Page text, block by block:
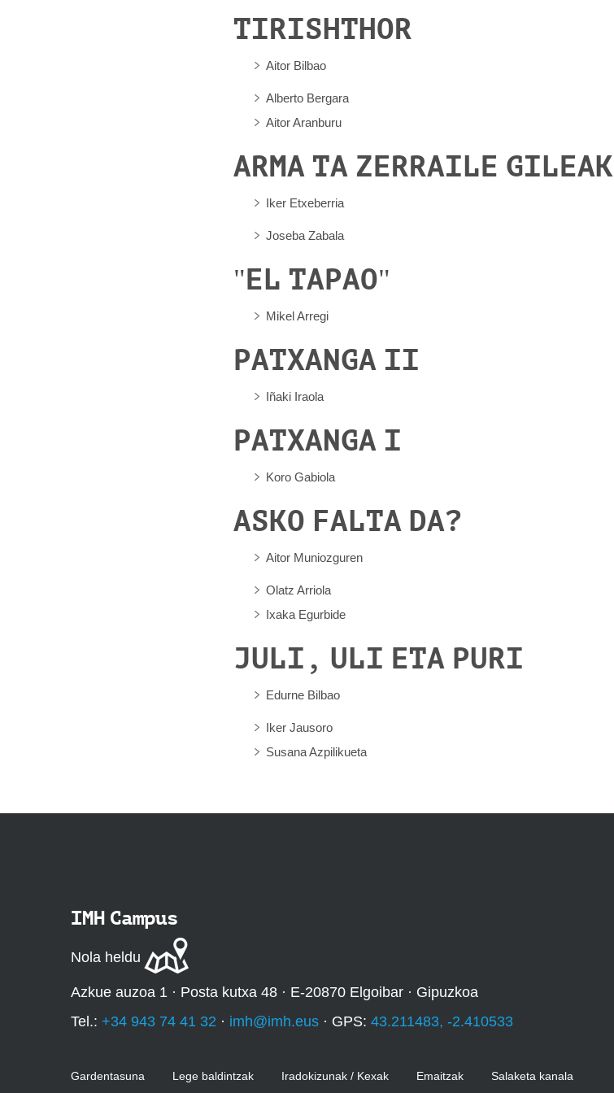
TIRISHTHOR
Aitor Bilbao
Alberto Bergara
Aitor Aranburu
ARMA TA ZERRAILE GILEAK
Iker Etxeberria
Joseba Zabala
"EL TAPAO"
Mikel Arregi
PATXANGA II
Iñaki Iraola
PATXANGA I
Koro Gabiola
ASKO FALTA DA?
Aitor Muniozguren
Olatz Arriola
Ixaka Egurbide
JULI, ULI ETA PURI
Edurne Bilbao
Iker Jausoro
Susana Azpilikueta
IMH Campus
Nola heldu
Azkue auzoa 1 · Posta kutxa 48 · E-20870 Elgoibar · Gipuzkoa
Tel.: +34 943 74 41 32 · imh@imh.eus · GPS: 43.211483, -2.410533
Gardentasuna Lege baldintzak Iradokizunak / Kexak Emaitzak Salaketa kanala